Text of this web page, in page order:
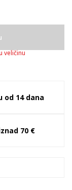
veličinu
od 14 dana
70 €